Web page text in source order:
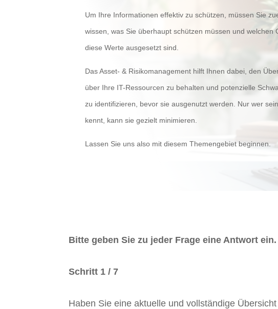
Um Ihre Informationen effektiv zu schützen, müssen Sie
wissen, was Sie überhaupt schützen müssen und welchen
diese Werte ausgesetzt sind.
Das Asset- & Risikomanagement hilft Ihnen dabei, den
über Ihre IT-Ressourcen zu behalten und potenzielle
zu identifizieren, bevor sie ausgenutzt werden. Nur wer
kennt, kann sie gezielt minimieren.
Lassen Sie uns also mit diesem Themengebiet beginnen.
Bitte geben Sie zu jeder Frage eine Antwort ein.
Schritt 1 / 7
Haben Sie eine aktuelle und vollständige